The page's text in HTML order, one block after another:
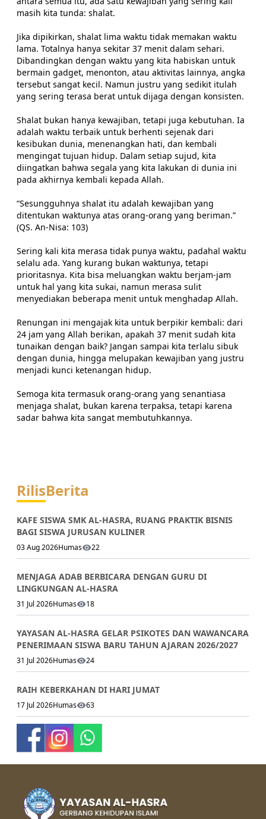
masih kita tunda: shalat.
Jika dipikirkan, shalat lima waktu tidak memakan waktu
lama. Totalnya hanya sekitar 37 menit dalam sehari.
Dibandingkan dengan waktu yang kita habiskan untuk
bermain gadget, menonton, atau aktivitas lainnya, angka
tersebut sangat kecil. Namun justru yang sedikit itulah
yang sering terasa berat untuk dijaga dengan konsisten.
Shalat bukan hanya kewajiban, tetapi juga kebutuhan. Ia
adalah waktu terbaik untuk berhenti sejenak dari
kesibukan dunia, menenangkan hati, dan kembali
mengingat tujuan hidup. Dalam setiap sujud, kita
diingatkan bahwa segala yang kita lakukan di dunia ini
pada akhirnya kembali kepada Allah.
“Sesungguhnya shalat itu adalah kewajiban yang
ditentukan waktunya atas orang-orang yang beriman.”
(QS. An-Nisa: 103)
Sering kali kita merasa tidak punya waktu, padahal waktu
selalu ada. Yang kurang bukan waktunya, tetapi
prioritasnya. Kita bisa meluangkan waktu berjam-jam
untuk hal yang kita sukai, namun merasa sulit
menyediakan beberapa menit untuk menghadap Allah.
Renungan ini mengajak kita untuk berpikir kembali: dari
24 jam yang Allah berikan, apakah 37 menit sudah kita
tunaikan dengan baik? Jangan sampai kita terlalu sibuk
dengan dunia, hingga melupakan kewajiban yang justru
menjadi kunci ketenangan hidup.
Semoga kita termasuk orang-orang yang senantiasa
menjaga shalat, bukan karena terpaksa, tetapi karena
sadar bahwa kita sangat membutuhkannya.
RilisBerita
KAFE SISWA SMK AL-HASRA, RUANG PRAKTIK BISNIS
BAGI SISWA JURUSAN KULINER
03 Aug 2026Humas 22
MENJAGA ADAB BERBICARA DENGAN GURU DI
LINGKUNGAN AL-HASRA
31 Jul 2026Humas 18
YAYASAN AL-HASRA GELAR PSIKOTES DAN WAWANCARA
PENERIMAAN SISWA BARU TAHUN AJARAN 2026/2027
31 Jul 2026Humas 24
RAIH KEBERKAHAN DI HARI JUMAT
17 Jul 2026Humas 63